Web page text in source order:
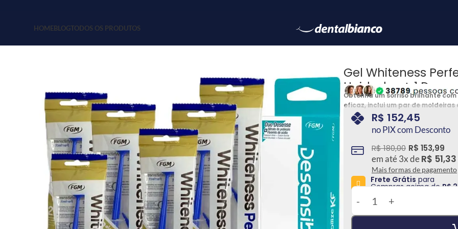
HOMEBLOGTODOS OS PRODUTOS
Gel Whiteness
Unidades + 1
Obtenha um sorriso brilhante
eficaz, inclui um par de moldeiras
seu sorriso com facilidade e
aparência deslumbrante
R$ 152,45
no PIX com Desconto
R$180,00 R$ 153,99
em até3x deR$ 51,33
Mais formas de pagamento
Frete Grátis para
Compras acima deR$